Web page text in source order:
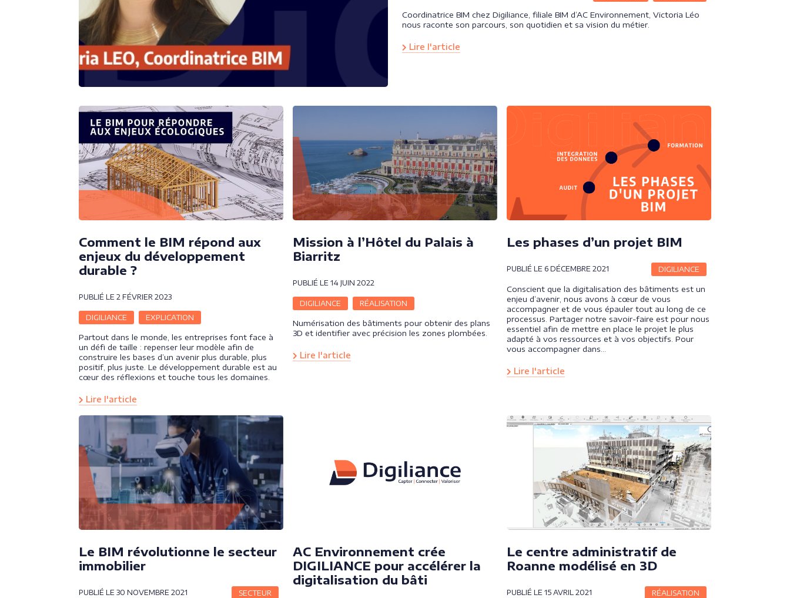
Coordinatrice BIM chez Digiliance, filiale BIM d’AC Environnement, Victoria Léo
nous raconte son parcours, son quotidien et sa vision du métier.
Lire l'article
Comment le BIM répond aux
enjeux du développement
durable ?
PUBLIÉ LE 2 FÉVRIER 2023
DIGILIANCE EXPLICATION
Partout dans le monde, les entreprises font face à
un défi de taille : repenser leur modèle afin de
construire les bases d’un avenir plus durable, plus
positif, plus juste. Le développement durable est au
cœur des réflexions et touche tous les domaines.
Lire l'article
Mission à l’Hôtel du Palais à
Biarritz
PUBLIÉ LE 14 JUIN 2022
DIGILIANCE RÉALISATION
Numérisation des bâtiments pour obtenir des plans
3D et identifier avec précision les zones plombées.
Lire l'article
Les phases d’un projet BIM
PUBLIÉ LE 6 DÉCEMBRE 2021 DIGILIANCE
Conscient que la digitalisation des bâtiments est un
enjeu d’avenir, nous avons à cœur de vous
accompagner et de vous épauler tout au long de ce
processus. Partager notre savoir-faire est pour nous
essentiel afin de mettre en place le projet le plus
adapté à vos ressources et à vos objectifs. Pour
vous accompagner dans…
Lire l'article
Le BIM révolutionne le secteur
immobilier
PUBLIÉ LE 30 NOVEMBRE 2021 SECTEUR
AC Environnement crée
DIGILIANCE pour accélérer la
digitalisation du bâti
Le centre administratif de
Roanne modélisé en 3D
PUBLIÉ LE 15 AVRIL 2021 RÉALISATION